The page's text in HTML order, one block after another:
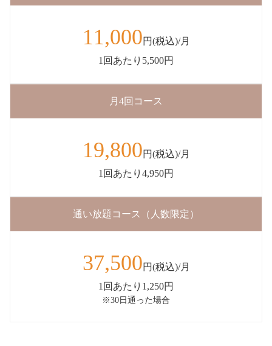
11,000円(税込)/月
1回あたり5,500円
月4回コース
19,800円(税込)/月
1回あたり4,950円
通い放題コース（人数限定）
37,500円(税込)/月
1回あたり1,250円
※30日通った場合